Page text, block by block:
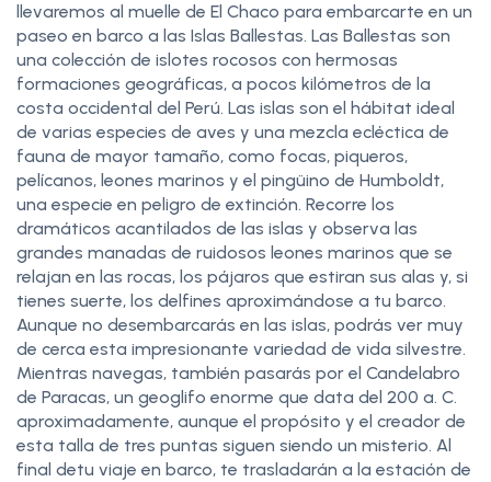
llevaremos al muelle de El Chaco para embarcarte en un
paseo en barco a las Islas Ballestas. Las Ballestas son
una colección de islotes rocosos con hermosas
formaciones geográficas, a pocos kilómetros de la
costa occidental del Perú. Las islas son el hábitat ideal
de varias especies de aves y una mezcla ecléctica de
fauna de mayor tamaño, como focas, piqueros,
pelícanos, leones marinos y el pingüino de Humboldt,
una especie en peligro de extinción. Recorre los
dramáticos acantilados de las islas y observa las
grandes manadas de ruidosos leones marinos que se
relajan en las rocas, los pájaros que estiran sus alas y, si
tienes suerte, los delfines aproximándose a tu barco.
Aunque no desembarcarás en las islas, podrás ver muy
de cerca esta impresionante variedad de vida silvestre.
Mientras navegas, también pasarás por el Candelabro
de Paracas, un geoglifo enorme que data del 200 a. C.
aproximadamente, aunque el propósito y el creador de
esta talla de tres puntas siguen siendo un misterio. Al
final detu viaje en barco, te trasladarán a la estación de